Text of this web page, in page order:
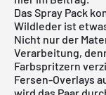
Das Spray Pack
Wildleder ist
Nicht nur der
Verarbeitung,
Farbspritzern
Fersen-Overlays